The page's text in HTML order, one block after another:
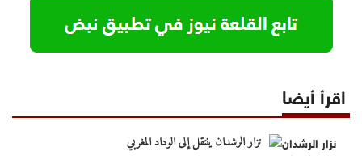
اقرأ أيضا
نزار الرشدان ينتقل إلى الوداد المغربي